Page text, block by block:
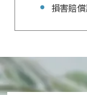
損害賠